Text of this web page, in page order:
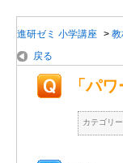
進研ゼミ 小学講座 > 教
戻る
「パ
カテゴリ